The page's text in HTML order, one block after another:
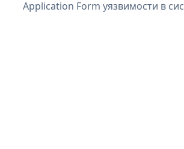
Application Form уязвимости в